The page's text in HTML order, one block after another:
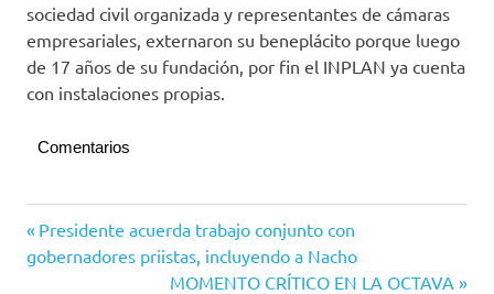
sociedad civil organizada y representantes de cámaras
empresariales, externaron su beneplácito porque luego
de 17 años de su fundación, por fin el INPLAN ya cuenta
con instalaciones propias.
Comentarios
Navegación
de
Entrada
anterior:
Presidente acuerda trabajo conjunto con
gobernadores priistas, incluyendo a Nacho
Siguiente
MOMENTO CRÍTICO EN LA OCTAVA